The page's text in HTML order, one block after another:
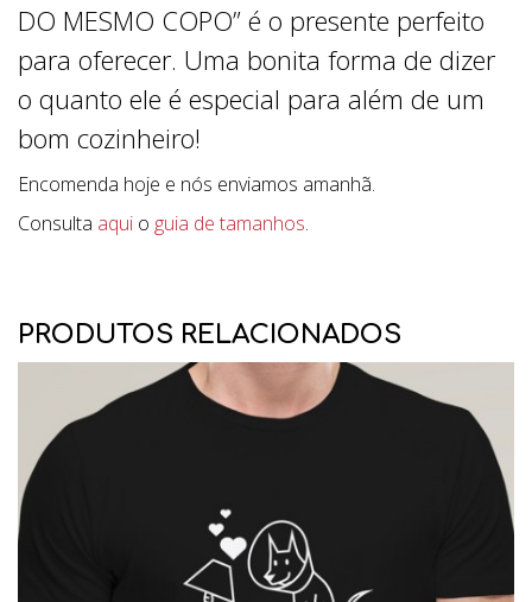
DO MESMO COPO” é o presente perfeito
para oferecer. Uma bonita forma de dizer
o quanto ele é especial para além de um
bom cozinheiro!
Encomenda hoje e nós enviamos amanhã.
Consulta aqui o guia de tamanhos.
PRODUTOS RELACIONADOS